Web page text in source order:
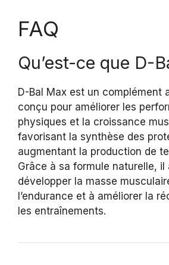
FAQ
Qu’est-ce que D-
D-Bal Max est un complément
conçu pour améliorer les
physiques et la croissance
favorisant la synthèse des
augmentant la production de
Grâce à sa formule naturelle, il
développer la masse
l’endurance et à améliorer la
les entraînements.